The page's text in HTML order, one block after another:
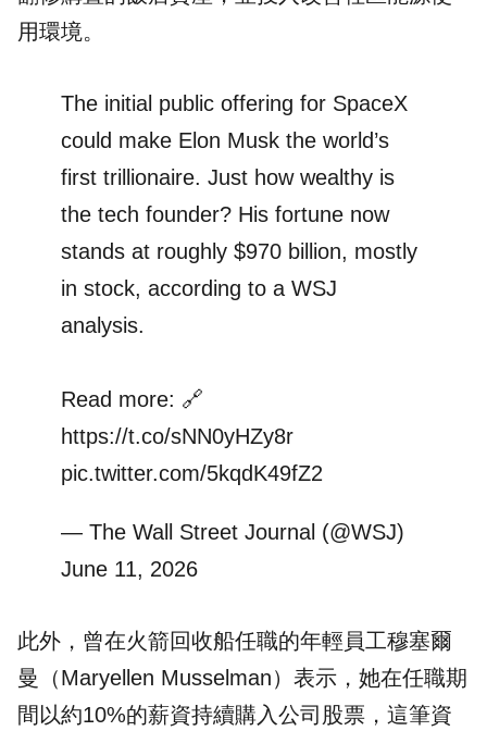
用環境。
The initial public offering for SpaceX
could make Elon Musk the world’s
first trillionaire. Just how wealthy is
the tech founder? His fortune now
stands at roughly $970 billion, mostly
in stock, according to a WSJ
analysis.
Read more: 🔗
https://t.co/sNN0yHZy8r
pic.twitter.com/5kqdK49fZ2
— The Wall Street Journal (@WSJ)
June 11, 2026
此外，曾在火箭回收船任職的年輕員工穆塞爾
曼（Maryellen Musselman）表示，她在任職期
間以約10%的薪資持續購入公司股票，這筆資